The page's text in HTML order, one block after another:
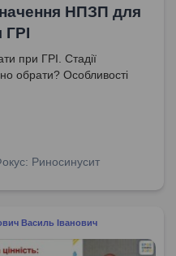
НПЗП для
ГРІ
при ГРІ. Стадії
обрати? Особливості
Риносинусит
Василь Іванович